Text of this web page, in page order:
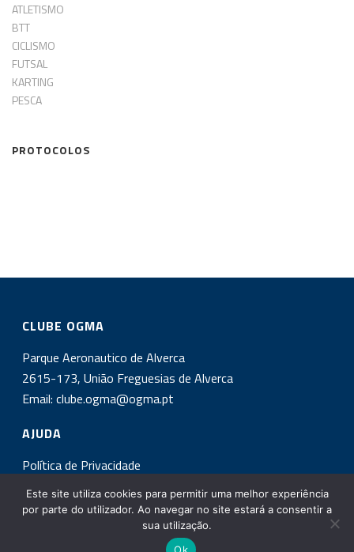
ATLETISMO
BTT
CICLISMO
FUTSAL
KARTING
PESCA
PROTOCOLOS
CLUBE OGMA
Parque Aeronautico de Alverca
2615-173, União Freguesias de Alverca
Email:clube.ogma@ogma.pt
AJUDA
Política de Privacidade
INSCREVA-SE NA NOSSA NEWSLETTER!
Este site utiliza cookies para permitir uma melhor experiência
por parte do utilizador. Ao navegar no site estará a consentir a
sua utilização.
Ok